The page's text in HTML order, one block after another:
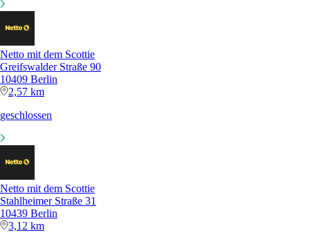
Netto mit dem Scottie
Greifswalder Straße 90
10409 Berlin
2,57 km
geschlossen
Netto mit dem Scottie
Stahlheimer Straße 31
10439 Berlin
3,12 km